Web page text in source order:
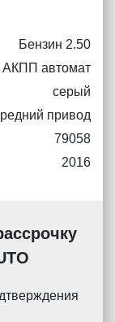
Бензин 2.50
АКПП автомат
серый
привод
79058
2016